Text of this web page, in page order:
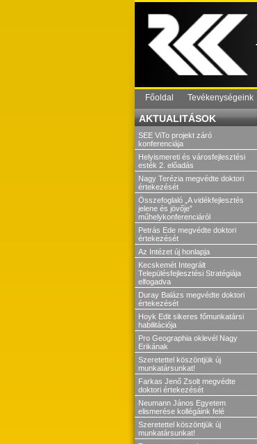
Főoldal Tevékenységeink
AKTUALITÁSOK
SEE ViTo projekt záró
konferenciája
Helyismereti és városfejlesztési
esték 2. előadás
Nagy Terézia megvédte doktori
értekezését
Összefoglaló „A vidékfejlesztés
jelene és jövője”
műhelykonferenciáról
Petrás Ede megvédte doktori
értekezését
Az Intézet új honlapja
Kecskemét Integrált
Településfejlesztési Stratégiája
elfogadva
Duray Balázs megvédte doktori
értekezését
Hoyk Edit sikeres főmunkatársi
habilitációja
Pro Geographia oklevél Nagy
Erikának
Szeretettel köszöntjük új
munkatársunkat!
Farkas Jenő Zsolt megvédte
doktori értekezését
Neumann János Egyetem
elismerése kollégáink felé
Szeretettel köszöntjük új
munkatársunkat!